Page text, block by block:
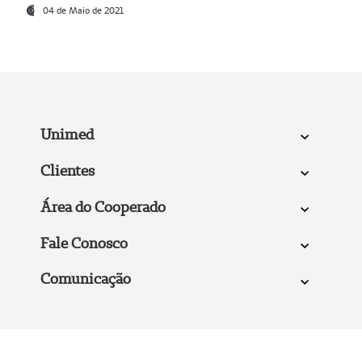
04 de Maio de 2021
Unimed
Clientes
Área do Cooperado
Fale Conosco
Comunicação